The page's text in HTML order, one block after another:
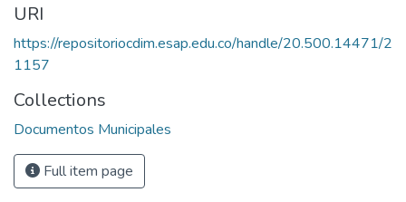
URI
https://repositoriocdim.esap.edu.co/handle/20.500.14471/2
1157
Collections
Documentos Municipales
Full item page